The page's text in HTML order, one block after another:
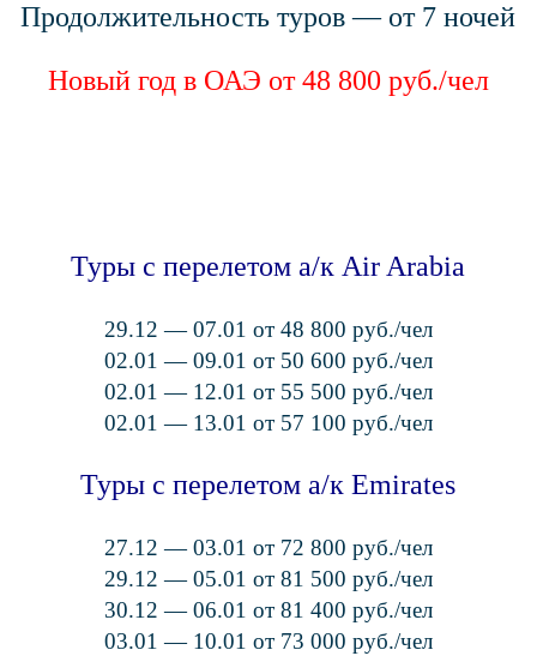
Продолжительность туров — от 7 ночей
Новый год в ОАЭ от 48 800 руб./чел
Туры с перелетом а/к Air Arabia
29.12 — 07.01 от 48 800 руб./чел
02.01 — 09.01 от 50 600 руб./чел
02.01 — 12.01 от 55 500 руб./чел
02.01 — 13.01 от 57 100 руб./чел
Туры с перелетом а/к Emirates
27.12 — 03.01 от 72 800 руб./чел
29.12 — 05.01 от 81 500 руб./чел
30.12 — 06.01 от 81 400 руб./чел
03.01 — 10.01 от 73 000 руб./чел